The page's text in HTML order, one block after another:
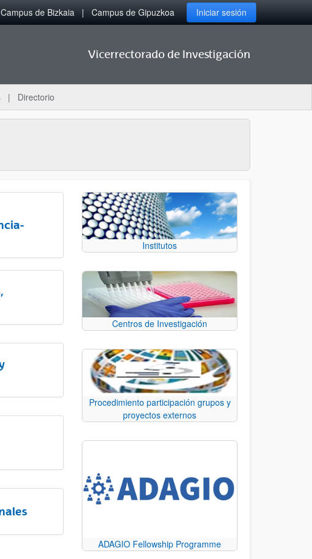
Campus de Bizkaia Campus de Gipuzkoa Iniciar sesión
Vicerrectorado de Investigación
Directorio
Institutos
Centros de Investigación
Procedimiento participación grupos y
proyectos externos
ADAGIO Fellowship Programme